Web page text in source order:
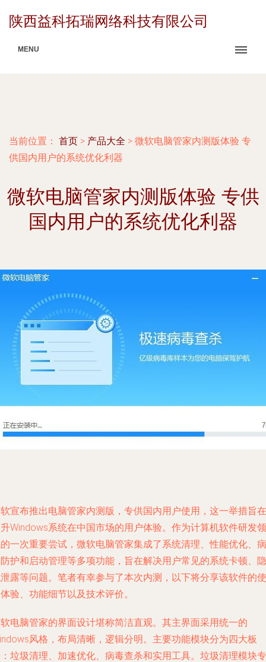
陕西益科拓瑞网络科技有限公司
MENU
当前位置： 首页 > 产品大全 > 微软电脑管家内测版体验 专
供国内用户的系统优化利器
微软电脑管家内测版体验 专供
国内用户的系统优化利器
宣布推出电脑管家内测版，专供国内用户使用，这一举措旨在
Windows系统在中国市场的用户体验。作为计算机软件研发领
一次重要尝试，微软电脑管家集成了系统清理、性能优化、病
护和启动管理等多项功能，旨在解决用户常见的系统卡顿、隐
露等问题。笔者有幸参与了本次内测，以下将分享该软件的使
验、功能细节以及技术评价。
电脑管家的界面设计堪称简洁直观。其主界面采用统一的
风格，布局清晰，逻辑分明。主要功能模块分为四大板
垃圾清理、加速优化、病毒查杀和实用工具。垃圾清理模块专